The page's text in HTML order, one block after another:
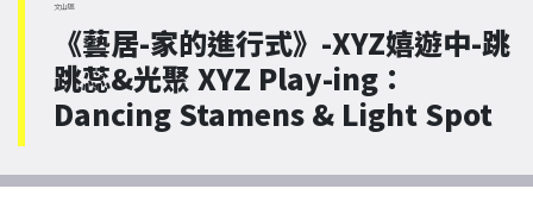
文山區
《藝居-家的進行式》-XYZ嬉遊中-跳
跳蕊&光聚 XYZ Play-ing：
Dancing Stamens & Light Spot